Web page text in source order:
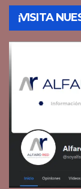
¡VISITA